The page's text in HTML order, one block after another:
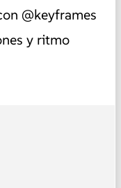
@keyframes
y ritmo